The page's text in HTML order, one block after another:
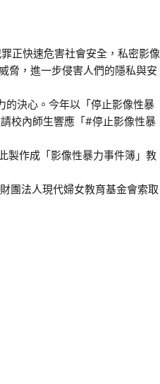
正快速危害社會安全，私密影像
脅，進一步侵害人們的隱私與安
的決心。今年以「停止影像性暴
校內師生響應「#停止影像性暴
製作成「影像性暴力事件簿」教
財團法人現代婦女教育基金會索取